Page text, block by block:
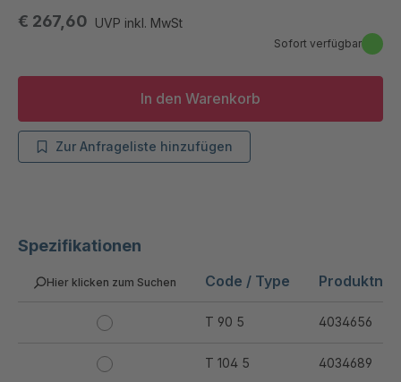
Spezifikationen
Hier klicken zum Suchen Code / Type
T 90 5 4034656
T 104 5 4034689
€ 267,60 UVP inkl. MwSt
Sofort verfügbar
In den Warenkorb
Zur Anfrageliste hinzufügen